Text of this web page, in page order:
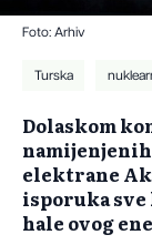
Foto: Arhiv
Turska
Dolaskom
elektrane
isporuka
hale ovog